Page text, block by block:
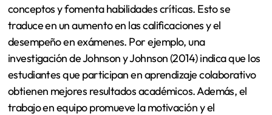
conceptos y fomenta habilidades críticas. Esto se
traduce en un aumento en las calificaciones y el
desempeño en exámenes. Por ejemplo, una
investigación de Johnson y Johnson (2014) indica que los
estudiantes que participan en aprendizaje colaborativo
obtienen mejores resultados académicos. Además, el
trabajo en equipo promueve la motivación y el